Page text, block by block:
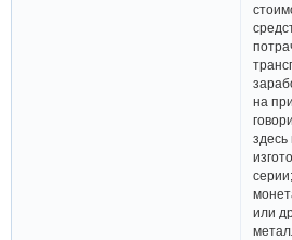
на
здесь
или